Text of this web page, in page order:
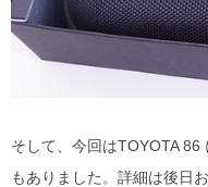
そして、今回はTOYOTA
もありました。詳細は後日